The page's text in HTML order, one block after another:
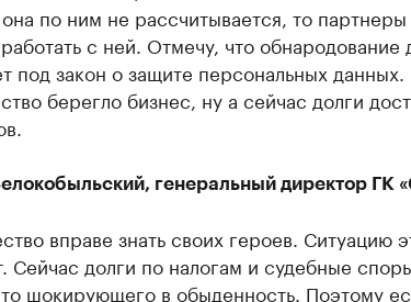
по ним не рассчитывается, то
работать с ней. Отмечу, что обнародование
под закон о защите персональных
берегло бизнес, ну а сейчас долги
генеральный директор ГК
вправе знать своих героев. Ситуацию
Сейчас долги по налогам и судебные
то шокирующего в обыденность. Поэтому